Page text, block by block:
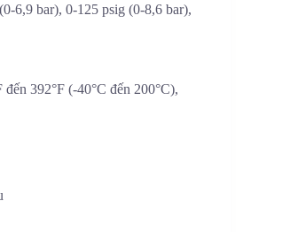
6,9 bar), 0-125 psig (0-8,6 bar),
392°F (-40°C đến 200°C),